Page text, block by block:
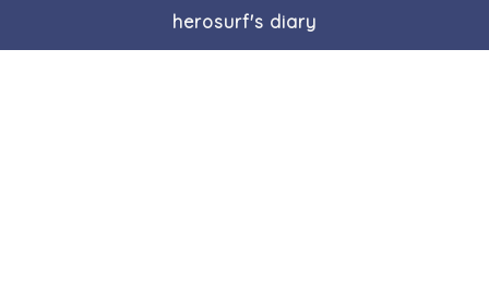
herosurf's diary